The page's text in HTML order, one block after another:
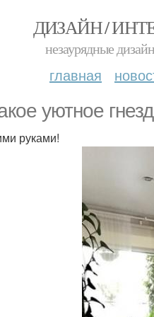
ДИЗАЙН /
незаурядные
главная
уютное
руками!